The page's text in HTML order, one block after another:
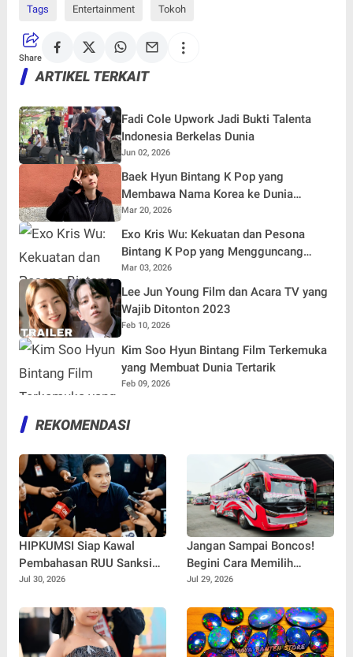
Tags Entertainment Tokoh
Share
ARTIKEL TERKAIT
Fadi Cole Upwork Jadi Bukti Talenta
Indonesia Berkelas Dunia
Jun 02, 2026
Baek Hyun Bintang K Pop yang
Membawa Nama Korea ke Dunia
Internasional
Mar 20, 2026
Exo Kris Wu: Kekuatan dan Pesona
Bintang K Pop yang Mengguncang
Dunia
Mar 03, 2026
Lee Jun Young Film dan Acara TV yang
Wajib Ditonton 2023
Feb 10, 2026
Kim Soo Hyun Bintang Film Terkemuka
yang Membuat Dunia Tertarik
Feb 09, 2026
REKOMENDASI
HIPKUMSI Siap Kawal
Pembahasan RUU Sanksi
Pidana Penyimpangan
Jul 30, 2026
Jangan Sampai Boncos!
Begini Cara Memilih
Kendaraan untuk Liburan
Jul 29, 2026